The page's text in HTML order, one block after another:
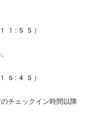
11:55）
16:45）
チェックイン時間以降